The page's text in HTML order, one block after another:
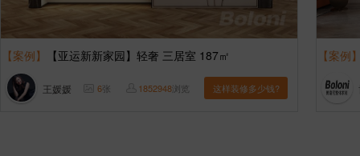
【案例】 【亚运新新家园】轻奢 三居室 187㎡
王媛媛 6张 1852948浏览 这样装修多少钱?
【案例